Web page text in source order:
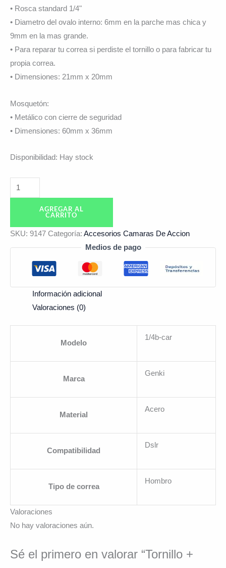
• Rosca standard 1/4"
• Diametro del ovalo interno: 6mm en la parche mas chica y
9mm en la mas grande.
• Para reparar tu correa si perdiste el tornillo o para fabricar tu
propia correa.
• Dimensiones: 21mm x 20mm
Mosquetón:
• Metálico con cierre de seguridad
• Dimensiones: 60mm x 36mm
Disponibilidad: Hay stock
AGREGAR AL
CARRITO
SKU: 9147 Categoría: Accesorios Camaras De Accion
Medios de pago
Información adicional
Valoraciones (0)
Modelo
1/4b-car
Marca
Genki
Material
Acero
Compatibilidad
Dslr
Tipo de correa
Hombro
Valoraciones
No hay valoraciones aún.
Sé el primero en valorar “Tornillo +